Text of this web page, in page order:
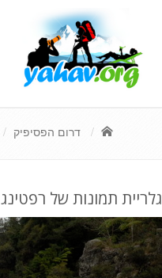
דרום הפסיפיק
גלריית תמונות של רפטינג